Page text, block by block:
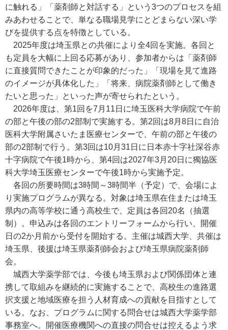
に触れる」「薬剤師と対話する」という3つのプロセスを組
みあわせることで、単なる職場見学にとどまらない深い学
びを提供する点を特徴としている。
2025年度は埼玉県との共催により全4回を実施。各回と
も定員を大幅に上回る応募があり、参加者からは「薬剤師
に直接質問できたことが印象的だった」「現場を見て進路
のイメージが具体化した」「将来、病院薬剤師として働き
たいと思った」といった声が寄せられたという。
2026年度は、第1回を7月11日に埼玉医科大学病院で午前
の部と午後の部の2部制で実施する。第2回は8月8日に自治
医科大学附属さいたま医療センターで、午前の部と午後の
部の2部制で行う。第3回は10月31日に日本赤十字社深谷赤
十字病院で午後1時から、第4回は2027年3月20日に獨協医
科大学埼玉医療センターで午後1時から実施予定。
各回の所要時間は3時間～3時間半（予定）で、会場によ
り実施プログラムが異なる。対象は埼玉県在住または埼玉
県内の高等学校に通う高校生で、定員は各回20名（抽選
制）。申込みは各回のエントリーフォームから行い、開催
日の2か月前から受付を開始する。主催は城西大学、共催は
埼玉県、後援は埼玉県薬剤師会および埼玉県病院薬剤師
会。
城西大学薬学部では、今後も埼玉県および関係団体と連
携して取組みを継続的に実施することで、高校生の進路選
択支援と地域医療を担う人材育成への貢献を目指すとして
いる。なお、プログラムに関する問合せは城西大学薬学部
事務室へ。開催医療機関への直接の問合せは控えるよう求